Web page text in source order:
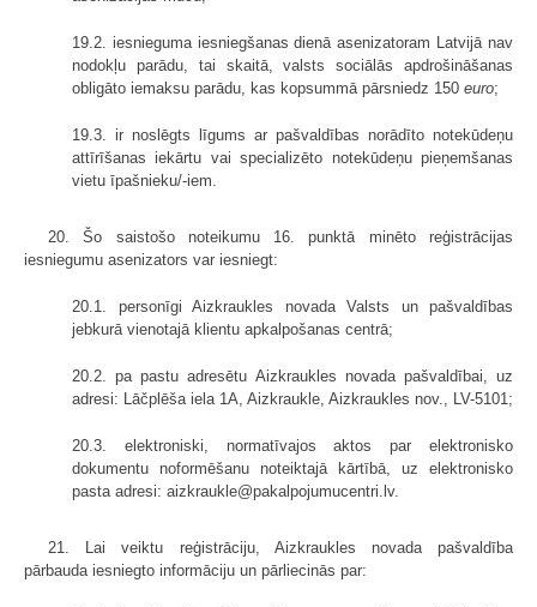
19.2. iesnieguma iesniegšanas dienā asenizatoram Latvijā nav
nodokļu parādu, tai skaitā, valsts sociālās apdrošināšanas
obligāto iemaksu parādu, kas kopsummā pārsniedz 150 euro;
19.3. ir noslēgts līgums ar pašvaldības norādīto notekūdeņu
attīrīšanas iekārtu vai specializēto notekūdeņu pieņemšanas
vietu īpašnieku/-iem.
20. Šo saistošo noteikumu 16. punktā minēto reģistrācijas
iesniegumu asenizators var iesniegt:
20.1. personīgi Aizkraukles novada Valsts un pašvaldības
jebkurā vienotajā klientu apkalpošanas centrā;
20.2. pa pastu adresētu Aizkraukles novada pašvaldībai, uz
adresi: Lāčplēša iela 1A, Aizkraukle, Aizkraukles nov., LV-5101;
20.3. elektroniski, normatīvajos aktos par elektronisko
dokumentu noformēšanu noteiktajā kārtībā, uz elektronisko
pasta adresi: aizkraukle@pakalpojumucentri.lv.
21. Lai veiktu reģistrāciju, Aizkraukles novada pašvaldība
pārbauda iesniegto informāciju un pārliecinās par: